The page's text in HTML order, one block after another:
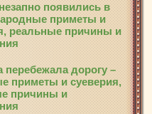
появились в
приметы и
реальные причины и
дорогу –
приметы и суеверия,
причины и